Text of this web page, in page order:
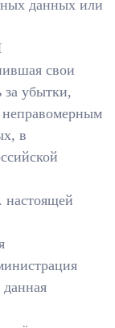
данных или
свои
за убытки,
неправомерным
в
настоящей
данная